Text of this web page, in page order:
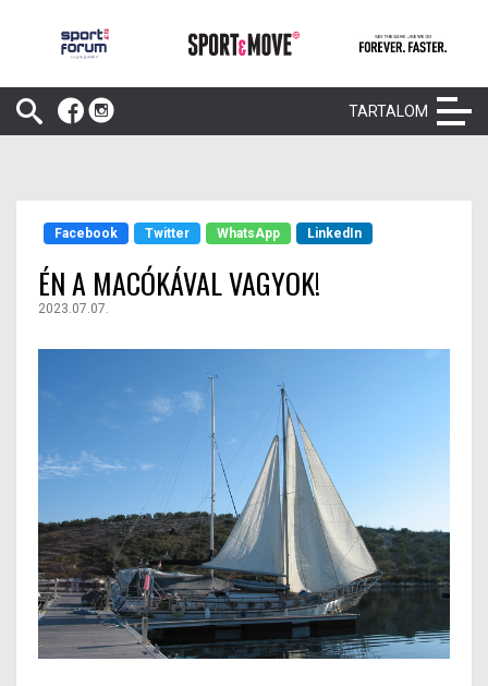
TARTALOM
Facebook Twitter WhatsApp LinkedIn
ÉN A MACÓKÁVAL VAGYOK!
2023.07.07.